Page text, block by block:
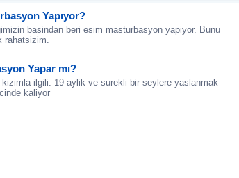
Yapıyor?
basindan beri esim masturbasyon yapiyor. Bunu
rahatsizim.
Yapar mı?
ilgili. 19 aylik ve surekli bir seylere yaslanmak
kaliyor